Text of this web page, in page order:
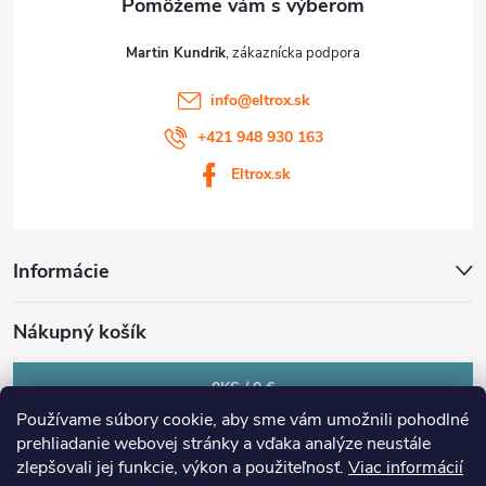
Používame súbory cookie, aby sme vám umožnili pohodlné
prehliadanie webovej stránky a vďaka analýze neustále
zlepšovali jej funkcie, výkon a použiteľnosť. Viac informácií
Martin Kundrik
info@eltrox.sk
+421 948 930 163
Eltrox.sk
Informácie
Nákupný košík
0KS /0 €